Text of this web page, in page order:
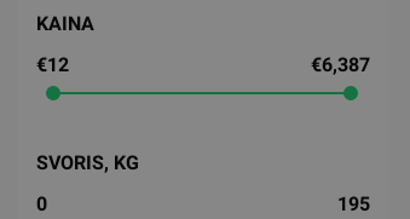
KAINA
€12
€6,387
SVORIS, KG
0
195